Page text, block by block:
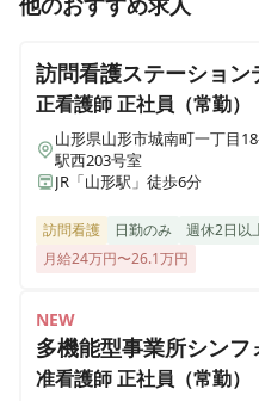
医療施設型ホスピス 医心館
医療施設型ホスピス 医心館
滋賀県草津市追分南二丁目３番17号
医療施設型ホスピス 医心館
株式会社アンビスホールデ
東京都中央区京橋一丁目6-1 三井住
【山形市馬見ヶ崎】夜勤
訪問看護ステーション
正看護師正社員（常勤）
山形県山形市城南町一丁目
駅西203号室
JR「山形駅」徒歩6分
訪問看護 日勤のみ 週休2日以
月給24万円〜26.1万円
NEW
多機能型事業所シンフ
准看護師正社員（常勤）